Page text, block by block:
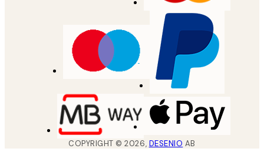
COPYRIGHT ©2026, DESENIO AB